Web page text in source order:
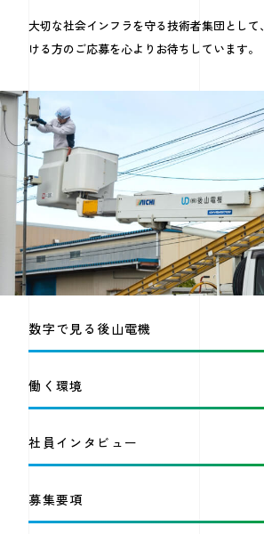
大切な社会インフラを守る技術者集団として、
ける方のご応募を心よりお待ちしています。
数字で見る後山電機
働く環境
社員インタビュー
募集要項